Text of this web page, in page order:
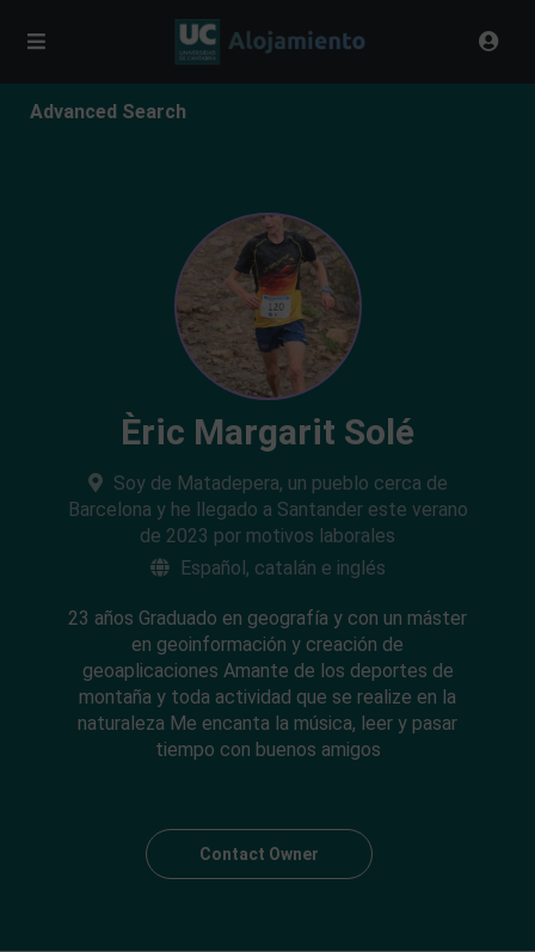
Advanced Search
Èric Margarit Solé
Soy de Matadepera, un pueblo cerca de
Barcelona y he llegado a Santander este verano
de 2023 por motivos laborales
Español, catalán e inglés
23 años Graduado en geografía y con un máster
en geoinformación y creación de
geoaplicaciones Amante de los deportes de
montaña y toda actividad que se realize en la
naturaleza Me encanta la música, leer y pasar
tiempo con buenos amigos
Contact Owner